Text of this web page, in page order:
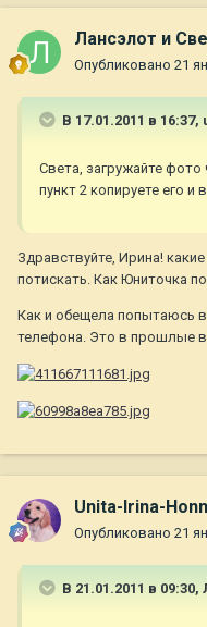
Лансэлот и
Опубликовано 21
В 17.01.2011 в
Света, загружайте
пункт 2 копируете его и
Здравствуйте, Ирина!
потискать. Как Юниточка
Как и обещела попытаюсь
телефона. Это в прошлые
Unita-Irina-
Опубликовано 21
В 21.01.2011 в